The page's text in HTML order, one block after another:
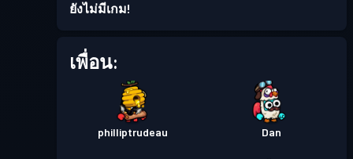
ยังไม่มีเกม!
เพื่อน:
philliptrudeau Dan